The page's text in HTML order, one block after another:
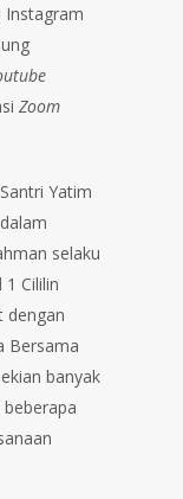
Instagram
Zoom
Yatim
selaku
Cililin
dengan
Bersama
banyak